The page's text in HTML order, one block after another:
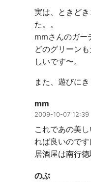
実は、ときど
た。。
mmさんのガー
どのグリーン
しいです〜。
また、遊びに
mm
2009-10-07 12:39
これであの美
れば良いのです
居酒屋は南行
のぶ